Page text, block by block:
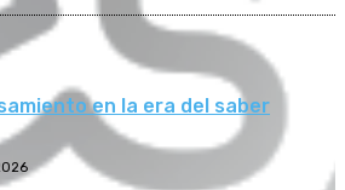
en la era del saber